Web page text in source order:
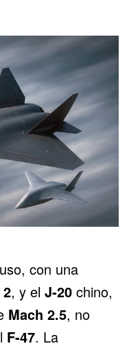
con una
, y el J-20 chino,
Mach 2.5, no
F-47. La